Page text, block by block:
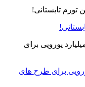
برای طرح های